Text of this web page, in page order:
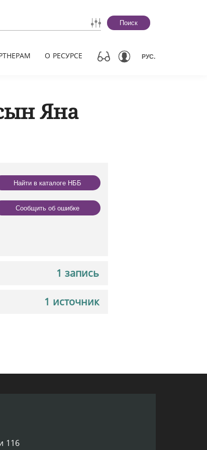
Поиск
О РЕСУРСЕ РУС.
Яна
Найти в каталоге НББ
Сообщить об ошибке
1 запись
1 источник
116